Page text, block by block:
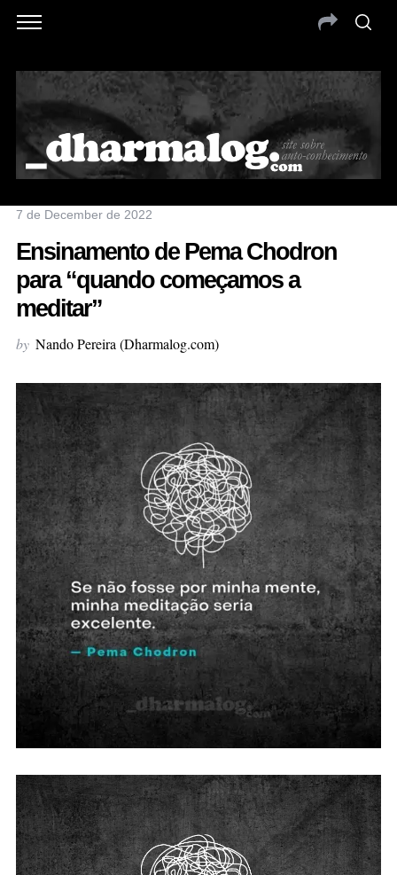
7 de December de 2022
Ensinamento de Pema Chodron
para “quando começamos a
meditar”
by Nando Pereira (Dharmalog.com)